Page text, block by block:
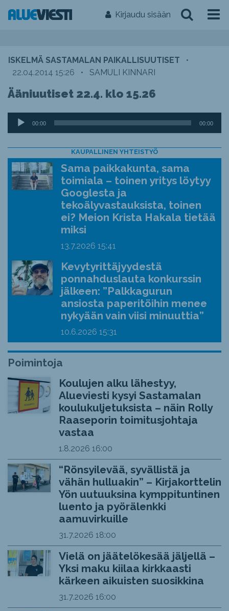
Kirjaudu sisään
ISKELMÄ SASTAMALAN PAIKALLISUUTISET
•
22.04.2014 15:26
• SAMULI KINNARI
Ääniuutiset 22.4. klo 15.26
Äänitoistin
00:00 00:00
KAUPALLINEN YHTEISTYÖ
Sama paikkakunta, sama
toimiala – toinen yritys löytyy
Googlesta ja
tekoälyvastauksista, toinen
ei? Meion Krista Hakala tietää
miksi
13.7.2026 15:41
Kevytyrittäjyydestä
ponnahduslauta konkurssin
jälkeen: ”Palkkagurun
ansiosta paperitöihin menee
nykyään vain viisi minuuttia”
10.6.2026 15:31
Poimintoja
Koulujen alku lähestyy,
Alueviesti kysyi Sastamalan
koulukuljetuksista – näin Rolly
Raaseporin toimitusjohtaja
vastaa
1.8.2026 16:00
“Rönsyilevää, syvällistä ja
vähän hulluakin” – Kirjakorttelin
Yön uutuuksina kymppituntinen
luento ja pyörälenkki
aamuvirkuille
31.7.2026 18:00
Vielä on jäätelökesää jäljellä –
Yksi maku kiilaa kirkkaasti
kärkeen aikuisten suosikkina
31.7.2026 16:00